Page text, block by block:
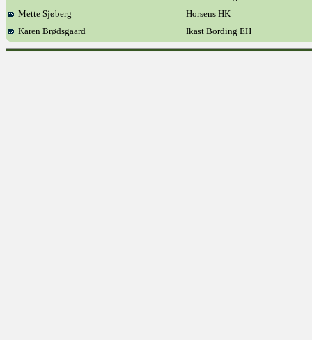
Mette Sjøberg
Horsens HK
Karen Brødsgaard
Ikast Bording EH